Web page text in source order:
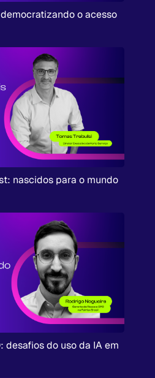
o acesso
nascidos para o mundo
desafios do uso da IA em